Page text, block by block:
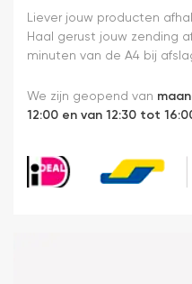
Liever jouw producten
Haal gerust jouw zending
minuten van de A4 bij
We zijn geopend van
12:00 en van 12:30 tot